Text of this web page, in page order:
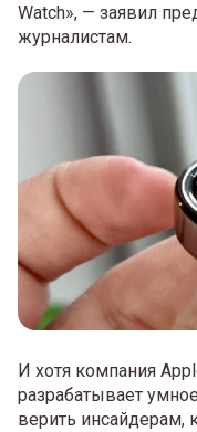
Watch», — заявил
журналистам.
И хотя компания
разрабатывает
верить инсайдерам,